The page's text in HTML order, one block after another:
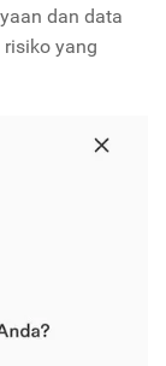
dan data
yang